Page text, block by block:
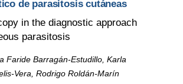
de parasitosis cutáneas
in the diagnostic approach
parasitosis
Faride Barragán-Estudillo, Karla
Vera, Rodrigo Roldán-Marín